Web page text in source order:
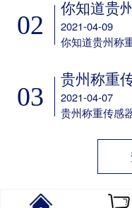
02
2021-04-09
03
2021-04-07